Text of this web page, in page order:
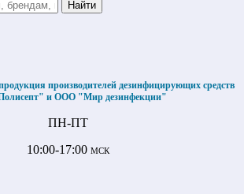
производителей дезинфицирующих средств
и ООО "Мир дезинфекции"
ПН-ПТ
10:00-17:00 МСК